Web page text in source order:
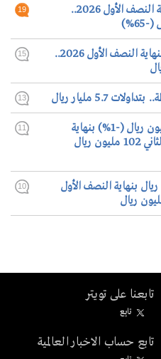
أرباح الدواء 52.5 مليون ريال بنهاية النصف الأول 2026..
19
أرباح أكوا باور 653.2 مليون ريال بنهاية النصف الأول 2026..
15
13
أرباح أسمنت السعودية 202.2 مليون ريال (-1%) بنهاية
النصف الأول 2026.. وأرباح الربع الثاني 102 مليون ريال
11
سنترز 588.2 مليون ريال بنهاية النصف الأول
10
تابعنا على تويتر
تابِع
تابع حساب الاخبار العالمية